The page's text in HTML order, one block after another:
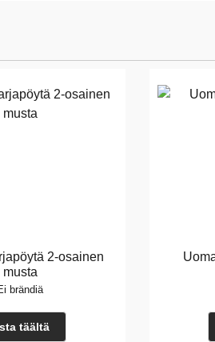
2-osainen
musta
brändiä
täältä